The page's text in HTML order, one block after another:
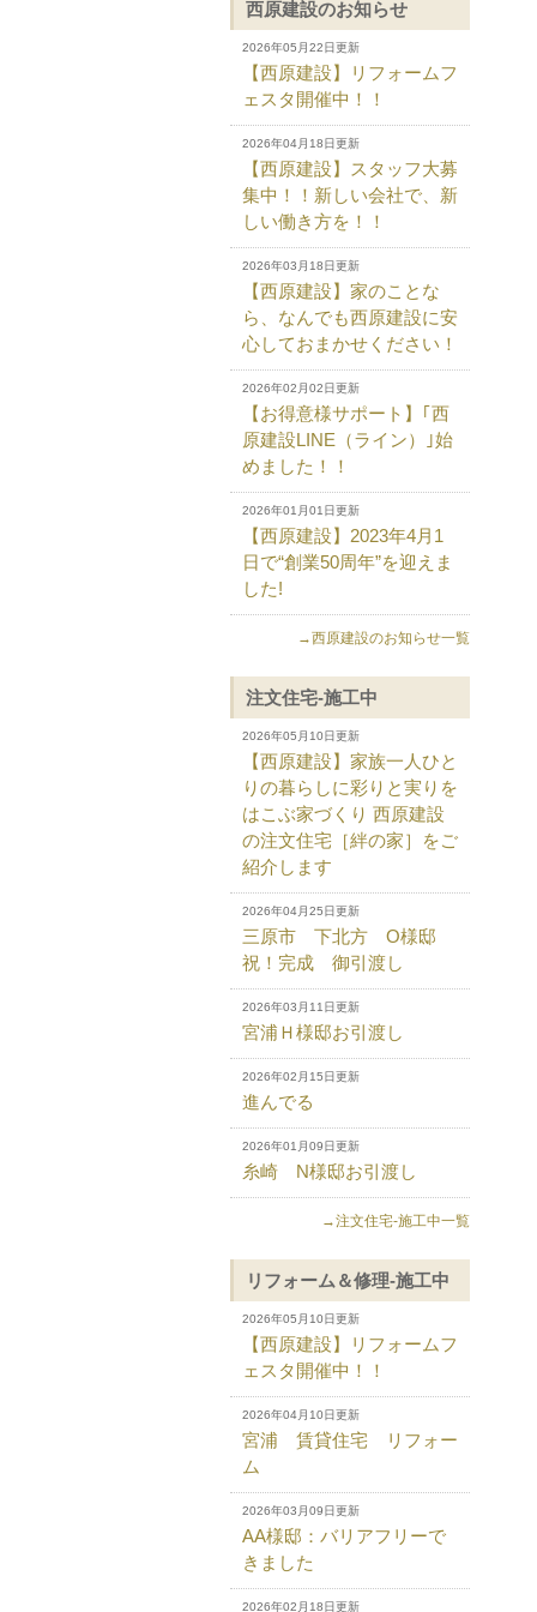
西原建設のお知らせ
2026年05月22日更新
【西原建設】リフォームフ
ェスタ開催中！！
2026年04月18日更新
【西原建設】スタッフ大募
集中！！新しい会社で、新
しい働き方を！！
2026年03月18日更新
【西原建設】家のことな
ら、なんでも西原建設に安
心しておまかせください！
2026年02月02日更新
【お得意様サポート】｢西
原建設LINE（ライン）｣始
めました！！
2026年01月01日更新
【西原建設】2023年4月1
日で“創業50周年”を迎えま
した!
→西原建設のお知らせ一覧
注文住宅-施工中
2026年05月10日更新
【西原建設】家族一人ひと
りの暮らしに彩りと実りを
はこぶ家づくり 西原建設
の注文住宅［絆の家］をご
紹介します
2026年04月25日更新
三原市 下北方 O様邸
祝！完成 御引渡し
2026年03月11日更新
宮浦Ｈ様邸お引渡し
2026年02月15日更新
進んでる
2026年01月09日更新
糸崎 N様邸お引渡し
→注文住宅-施工中一覧
リフォーム＆修理-施工中
2026年05月10日更新
【西原建設】リフォームフ
ェスタ開催中！！
2026年04月10日更新
宮浦 賃貸住宅 リフォー
ム
2026年03月09日更新
AA様邸：バリアフリーで
きました
2026年02月18日更新